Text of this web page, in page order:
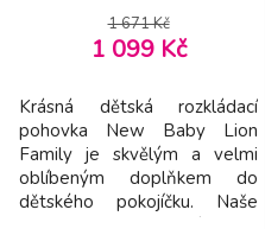
1 671 Kč
1 099 Kč
Krásná dětská rozkládací
pohovka New Baby Lion
Family je skvělým a velmi
oblíbeným doplňkem do
dětského pokojíčku. Naše